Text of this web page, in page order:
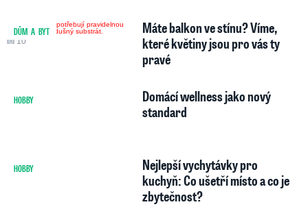
DŮM A BYT
10
Máte balkon ve stínu? Víme,
které květiny jsou pro vás ty
pravé
HOBBY
1
Domácí wellness jako nový
standard
HOBBY
1
Nejlepší vychytávky pro
kuchyň: Co ušetří místo a co je
zbytečnost?